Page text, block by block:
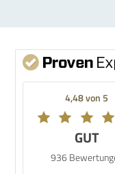
4,48 von 5
GUT
936